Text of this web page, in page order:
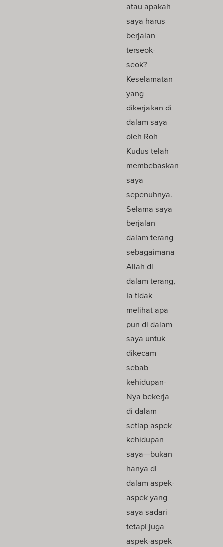
atau apakah
saya harus
berjalan
terseok-
seok?
Keselamatan
yang
dikerjakan di
dalam saya
oleh Roh
Kudus telah
membebaskan
saya
sepenuhnya.
Selama saya
berjalan
dalam terang
sebagaimana
Allah di
dalam terang,
Ia tidak
melihat apa
pun di dalam
saya untuk
dikecam
sebab
kehidupan-
Nya bekerja
di dalam
setiap aspek
kehidupan
saya—bukan
hanya di
dalam aspek-
aspek yang
saya sadari
tetapi juga
aspek-aspek